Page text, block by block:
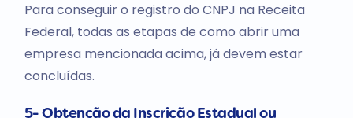
Para conseguir o registro do CNPJ na Receita
Federal, todas as etapas de como abrir uma
empresa mencionada acima, já devem estar
concluídas.
5- Obtenção da Inscrição Estadual ou